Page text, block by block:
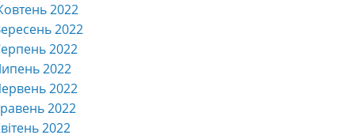
2022
2022
2022
2022
2022
2022
2022